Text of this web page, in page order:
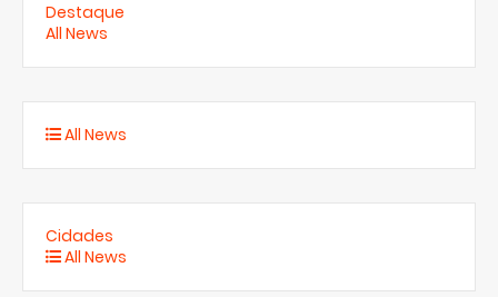
Destaque
All News
All News
Cidades
All News